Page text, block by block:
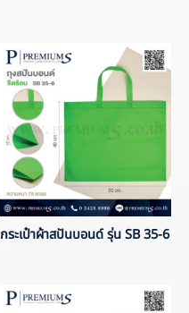
กระเป๋าผ้าสปันบอนด์ รุ่น SB 35-6